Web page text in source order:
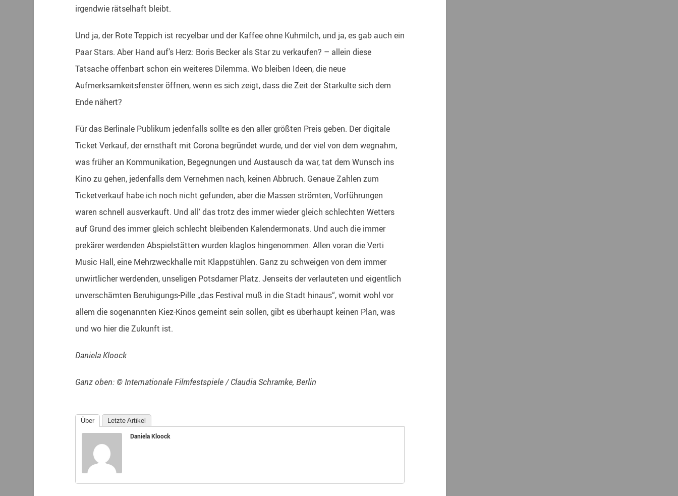
irgendwie rätselhaft bleibt.
Und ja, der Rote Teppich ist recyelbar und der Kaffee ohne Kuhmilch, und ja, es gab auch ein
Paar Stars. Aber Hand auf’s Herz: Boris Becker als Star zu verkaufen? – allein diese
Tatsache offenbart schon ein weiteres Dilemma. Wo bleiben Ideen, die neue
Aufmerksamkeitsfenster öffnen, wenn es sich zeigt, dass die Zeit der Starkulte sich dem
Ende nähert?
Für das Berlinale Publikum jedenfalls sollte es den aller größten Preis geben. Der digitale
Ticket Verkauf, der ernsthaft mit Corona begründet wurde, und der viel von dem wegnahm,
was früher an Kommunikation, Begegnungen und Austausch da war, tat dem Wunsch ins
Kino zu gehen, jedenfalls dem Vernehmen nach, keinen Abbruch. Genaue Zahlen zum
Ticketverkauf habe ich noch nicht gefunden, aber die Massen strömten, Vorführungen
waren schnell ausverkauft. Und all‘ das trotz des immer wieder gleich schlechten Wetters
auf Grund des immer gleich schlecht bleibenden Kalendermonats. Und auch die immer
prekärer werdenden Abspielstätten wurden klaglos hingenommen. Allen voran die Verti
Music Hall, eine Mehrzweckhalle mit Klappstühlen. Ganz zu schweigen von dem immer
unwirtlicher werdenden, unseligen Potsdamer Platz. Jenseits der verlauteten und eigentlich
unverschämten Beruhigungs-Pille „das Festival muß in die Stadt hinaus“, womit wohl vor
allem die sogenannten Kiez-Kinos gemeint sein sollen, gibt es überhaupt keinen Plan, was
und wo hier die Zukunft ist.
Daniela Kloock
Ganz oben: © Internationale Filmfestspiele / Claudia Schramke, Berlin
Über Letzte Artikel
Daniela Kloock